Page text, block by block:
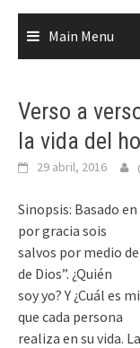
Main Menu
Verso a
la vida del
29 abril, 2016
Sinopsis: Basado
por gracia sois
salvos por medio
de Dios”. ¿Quién
soy yo? Y ¿Cuál es
que cada persona
realiza en su vida.